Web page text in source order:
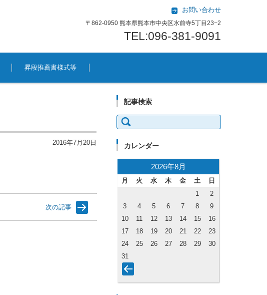
お問い合わせ
〒862-0950 熊本県熊本市中央区水前寺5丁目23−2
TEL:096-381-9091
昇段推薦書様式等
2016年7月20日
次の記事
記事検索
検索:
カレンダー
2026年8月
月 火 水 木 金 土
日
1
2
3
4 5 6 7 8
9
10
11 12 13 14 15
16
17
18 19 20 21 22
23
24
25 26 27 28 29
30
31